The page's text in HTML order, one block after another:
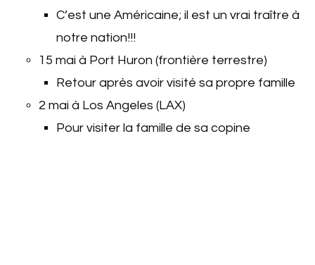
C’est une Américaine; il est un vrai traître à
notre nation!!!
15 mai à Port Huron (frontière terrestre)
Retour après avoir visité sa propre famille
2 mai à Los Angeles (LAX)
Pour visiter la famille de sa copine